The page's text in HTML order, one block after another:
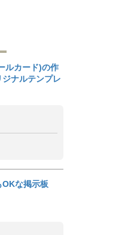
ルカード)の作
ナルテンプレ
な掲示板